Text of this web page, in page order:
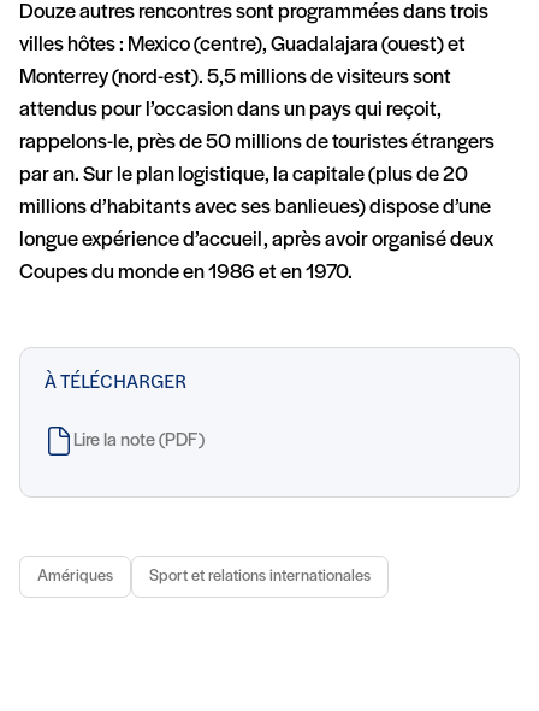
Douze autres rencontres sont programmées dans trois
villes hôtes : Mexico (centre), Guadalajara (ouest) et
Monterrey (nord-est). 5,5 millions de visiteurs sont
attendus pour l’occasion dans un pays qui reçoit,
rappelons-le, près de 50 millions de touristes étrangers
par an. Sur le plan logistique, la capitale (plus de 20
millions d’habitants avec ses banlieues) dispose d’une
longue expérience d’accueil, après avoir organisé deux
Coupes du monde en 1986 et en 1970.
À TÉLÉCHARGER
Lire la note (PDF)
Amériques Sport et relations internationales